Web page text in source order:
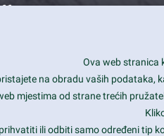
user friendly?
stunning designs.
love Ark?
Ova web stranica
na obradu vaših podataka,
mjestima od strane trećih
ili odbiti samo određeni tip